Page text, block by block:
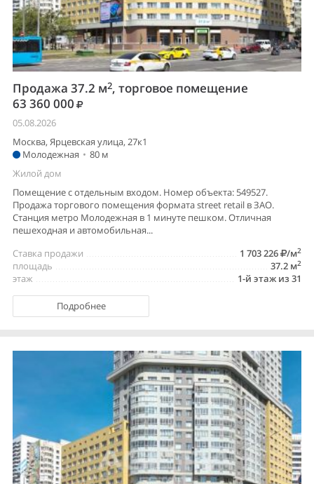
Продажа 37.2 м2, торговое помещение
63 360 000
05.08.2026
Москва, Ярцевская улица, 27к1
Молодежная • 80 м
Жилой дом
Помещение с отдельным входом. Номер объекта: 549527.
Продажа торгового помещения формата street retail в ЗАО.
Станция метро Молодежная в 1 минуте пешком. Отличная
пешеходная и автомобильная...
1 703 226
/м2
Ставка продажи
37.2 м2
площадь
1-й этаж из 31
этаж
Подробнее